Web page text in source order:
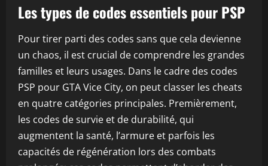
Les types de codes essentiels pour PSP
Pour tirer parti des codes sans que cela devienne
un chaos, il est crucial de comprendre les grandes
familles et leurs usages. Dans le cadre des codes
PSP pour GTA Vice City, on peut classer les cheats
en quatre catégories principales. Premièrement,
les codes de survie et de durabilité, qui
augmentent la santé, l’armure et parfois les
capacités de régénération lors des combats